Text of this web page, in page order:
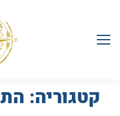
קטגוריה: